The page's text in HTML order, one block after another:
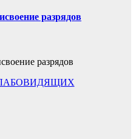
разрядов
разрядов